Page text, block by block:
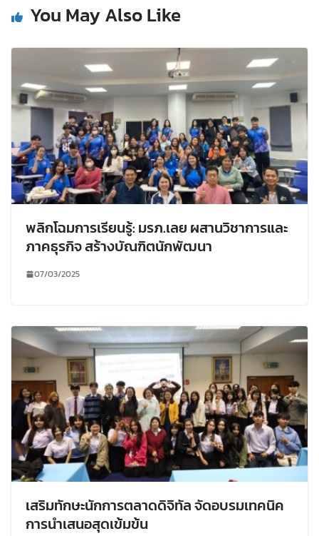
You May Also Like
พลิกโฉมการเรียนรู้: มรภ.เลย ผสานวิชาการและ
ภาคธุรกิจ สร้างบัณฑิตนักพัฒนา
07/03/2025
เสริมทักษะนักการตลาดดิจิทัล จัดอบรมเทคนิค
การนำเสนอสุดเข้มข้น